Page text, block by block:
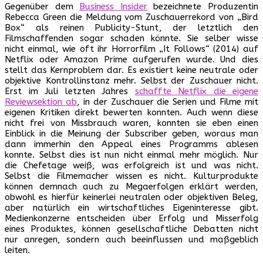
Gegenüber dem Business Insiderbezeichnete Produzentin
Rebecca Green die Meldung vom Zuschauerrekord von „Bird
Box“ als reinen Publicity-Stunt, der letztlich den
Filmschaffenden sogar schaden könnte. Sie selber wisse
nicht einmal, wie oft ihr Horrorfilm „It Follows“ (2014) auf
Netflix oder Amazon Prime aufgerufen wurde. Und dies
stellt das Kernproblem dar. Es existiert keine neutrale oder
objektive Kontrollinstanz mehr. Selbst der Zuschauer nicht.
Erst im Juli letzten Jahres schaffte Netflix die eigene
Reviewsektion ab, in der Zuschauer die Serien und Filme mit
eigenen Kritiken direkt bewerten konnten. Auch wenn diese
nicht frei von Missbrauch waren, konnten sie eben einen
Einblick in die Meinung der Subscriber geben, woraus man
dann immerhin den Appeal eines Programms ablesen
konnte. Selbst dies ist nun nicht einmal mehr möglich. Nur
die Chefetage weiß, was erfolgreich ist und was nicht.
Selbst die Filmemacher wissen es nicht. Kulturprodukte
können demnach auch zu Megaerfolgen erklärt werden,
obwohl es hierfür keinerlei neutralen oder objektiven Beleg,
aber natürlich ein wirtschaftliches Eigeninteresse gibt.
Medienkonzerne entscheiden über Erfolg und Misserfolg
eines Produktes, können gesellschaftliche Debatten nicht
nur anregen, sondern auch beeinflussen und maßgeblich
leiten.